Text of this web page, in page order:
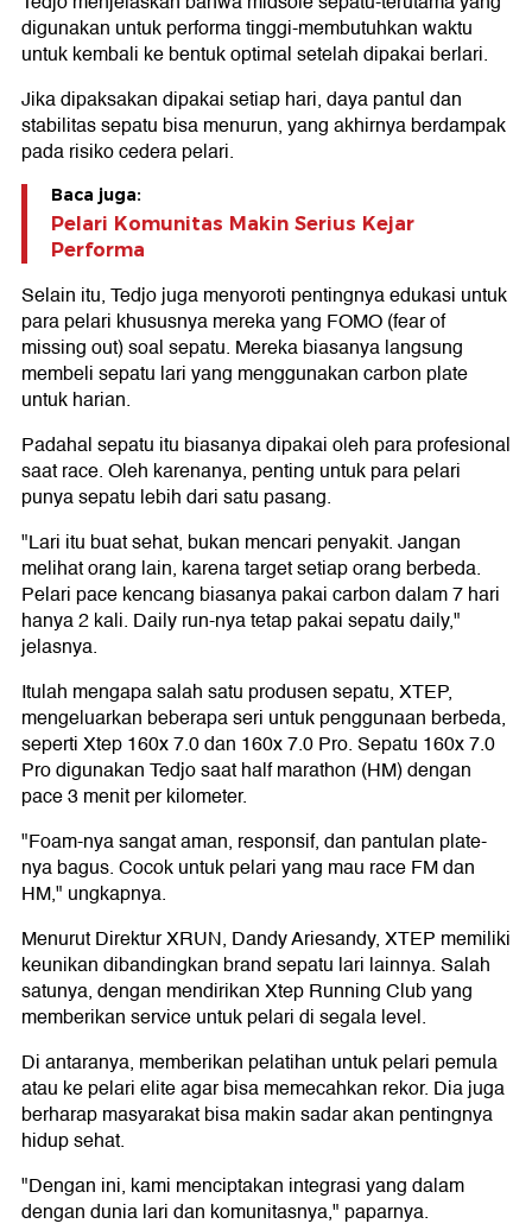
digunakan untuk performa tinggi-membutuhkan waktu
untuk kembali ke bentuk optimal setelah dipakai berlari.
Jika dipaksakan dipakai setiap hari, daya pantul dan
stabilitas sepatu bisa menurun, yang akhirnya berdampak
pada risiko cedera pelari.
Baca juga:
Pelari Komunitas Makin Serius Kejar
Performa
Selain itu, Tedjo juga menyoroti pentingnya edukasi untuk
para pelari khususnya mereka yang FOMO (fear of
missing out) soal sepatu. Mereka biasanya langsung
membeli sepatu lari yang menggunakan carbon plate
untuk harian.
Padahal sepatu itu biasanya dipakai oleh para profesional
saat race. Oleh karenanya, penting untuk para pelari
punya sepatu lebih dari satu pasang.
"Lari itu buat sehat, bukan mencari penyakit. Jangan
melihat orang lain, karena target setiap orang berbeda.
Pelari pace kencang biasanya pakai carbon dalam 7 hari
hanya 2 kali. Daily run-nya tetap pakai sepatu daily,"
jelasnya.
Itulah mengapa salah satu produsen sepatu, XTEP,
mengeluarkan beberapa seri untuk penggunaan berbeda,
seperti Xtep 160x 7.0 dan 160x 7.0 Pro. Sepatu 160x 7.0
Pro digunakan Tedjo saat half marathon (HM) dengan
pace 3 menit per kilometer.
"Foam-nya sangat aman, responsif, dan pantulan plate-
nya bagus. Cocok untuk pelari yang mau race FM dan
HM," ungkapnya.
Menurut Direktur XRUN, Dandy Ariesandy, XTEP memiliki
keunikan dibandingkan brand sepatu lari lainnya. Salah
satunya, dengan mendirikan Xtep Running Club yang
memberikan service untuk pelari di segala level.
Di antaranya, memberikan pelatihan untuk pelari pemula
atau ke pelari elite agar bisa memecahkan rekor. Dia juga
berharap masyarakat bisa makin sadar akan pentingnya
hidup sehat.
"Dengan ini, kami menciptakan integrasi yang dalam
dengan dunia lari dan komunitasnya," paparnya.